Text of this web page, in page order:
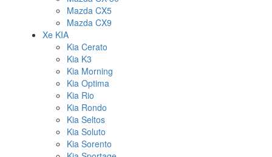
Mazda CX5
Mazda CX9
Xe KIA
Kia Cerato
Kia K3
Kia Morning
Kia Optima
Kia Rio
Kia Rondo
Kia Seltos
Kia Soluto
Kia Sorento